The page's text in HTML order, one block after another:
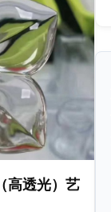
高透光）艺